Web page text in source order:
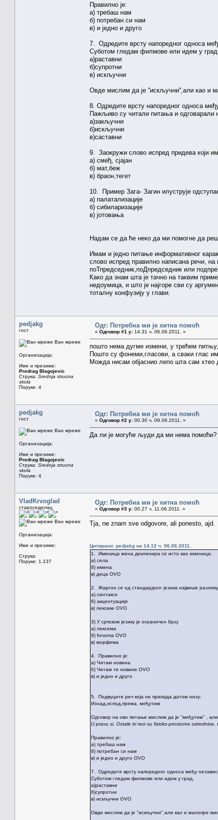
Правилно је:
а) требаш нам
б) потребан си нам
в) и једно и друго
7. Одредите врсту напоредног односа
Суботом гледам филмове или идем у
а)раставни
б)супротни
в) искључни
Овде мислим да је ''искључни'',али као и
8. Одредите врсту напоредног односа
Пажљиво су читали питања и одговарали
а)закључни
б)искључни
в)саставни
9. Заокружи слово испред придева који
а) смеђ, сјајан
б) мат,беж
в) браон,тегет
10. Пример Зага- Загин илуструје
а) палатализације
б) сибиларизације
в) јотовања
Надам се да ће неко да ми помогне да
Имам и једно питање информативног
слово испред правилно написана речи,
поТпредседник,поДпредседник или
Како да знам шта је тачно на таквим
недоумица, и што је најгоре сви су
тоталну конфузију у глави.
pedjakg
гост
Ван мреже
Организација:
Име и презиме:
Predrag Blagojevic
Струка: Srednja strucna
skola
Поруке: 4
Одг: Потребна ми је хитна помоћ
« Одговор #1 у: 14.31 ч. 06.06.2011. »
пошто нема дугме измени, у трећем
Пошто су фонеми,гласови, а сваки глас
Можда нисам објаснио лепо шта сам
pedjakg
гост
Ван мреже
Организација:
Име и презиме:
Predrag Blagojevic
Струка: Srednja strucna
skola
Поруке: 4
Одг: Потребна ми је хитна помоћ
« Одговор #2 у: 00.30 ч. 09.06.2011. »
Да ли је могуће људи да ми нема помоћи?
VladKrvoglad
староседелац
Ван мреже
Организација:
Име и презиме:
Струка:
Поруке: 1.137
Одг: Потребна ми је хитна помоћ
« Одговор #3 у: 00.27 ч. 11.06.2011. »
Tja, ne znam sve odgovore, ali ponesto, ajd.
Цитирано: pedjakg на 14.12 ч. 06.06.2011.
1. Именица жена деклинира се исто као именица:
а) села
б) имена
в) деца OVO
2. Жаргон се од стандардног језика највише
а) синтаксе
б) акцентуације
в) лексике OVO
3) У српском језику је ограничен број:
а) лексема
б) fonema OVO
в) морфема
4. Правилно је:
а) Читам новина
б) Читам те новине OVO
в) и једно и друго
5. Подвуците реч која не припада датом низу:
Изнад,испод,према, међутим
Одговор на ово питање мислим да је ''међутим'' ,
U pravu si. Ostale tri reci su fizicko-prostorne
Правилно је:
а) требаш нам
б) потребан си нам
в) и једно и друго OVO
7. Одредите врсту напоредног односа међу
Суботом гледам филмове или идем у град.
а)раставни
б)супротни
в) искључни OVO
Овде мислим да је ''искључни'',али као и малопре